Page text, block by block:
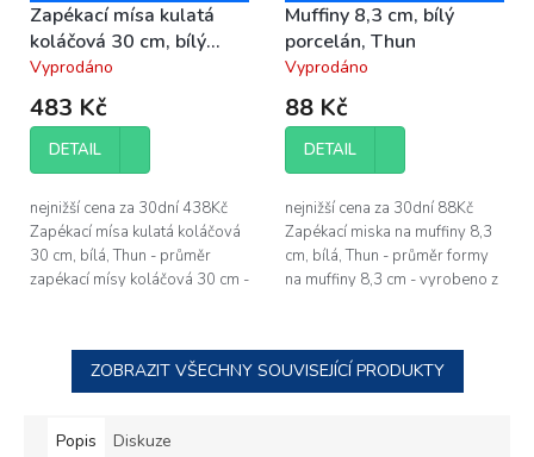
Zapékací mísa kulatá
koláčová 30 cm, bílý
porcelán, Thun
Průměrné
hodnocení
produktu
je
4,1
5
hvězdiček.
Vyprodáno
483 Kč
DETAIL
nejnižší cena za 30dní 438Kč
Zapékací mísa kulatá koláčová
30 cm, bílá, Thun - průměr
zapékací mísy koláčová 30 cm -
Muffiny 8,3 cm, bílý
porcelán, Thun
Průměrné
hodnocení
produktu
je
3,9
5
hvězdiček.
Vyprodáno
88 Kč
DETAIL
nejnižší cena za 30dní 88Kč
Zapékací miska na muffiny 8,3
cm, bílá, Thun - průměr formy
na muffiny 8,3 cm - vyrobeno z
ZOBRAZIT VŠECHNY SOUVISEJÍCÍ PRODUKTY
Popis Diskuze